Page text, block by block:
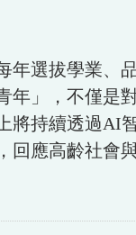
選拔學業、
年」，不僅是
持續透過AI
回應高齡社會